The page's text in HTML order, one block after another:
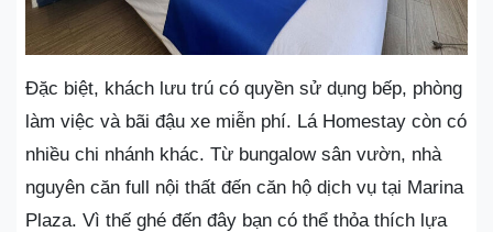
Đặc biệt, khách lưu trú có quyền sử dụng bếp, phòng
làm việc và bãi đậu xe miễn phí. Lá Homestay còn có
nhiều chi nhánh khác. Từ bungalow sân vườn, nhà
nguyên căn full nội thất đến căn hộ dịch vụ tại Marina
Plaza. Vì thế ghé đến đây bạn có thể thỏa thích lựa